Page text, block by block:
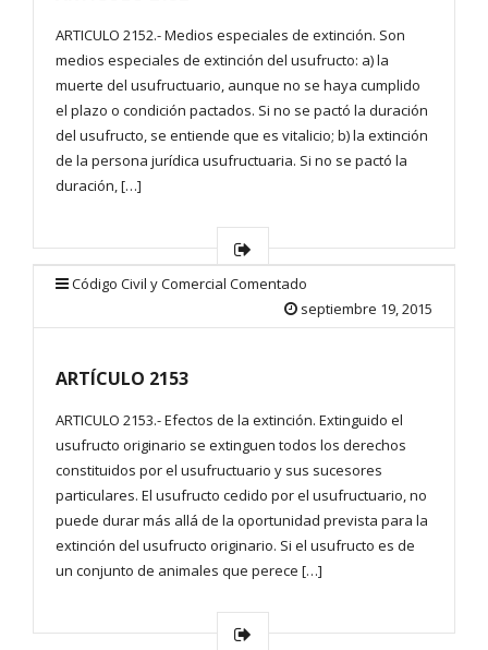
ARTICULO 2152.- Medios especiales de extinción. Son
medios especiales de extinción del usufructo: a) la
muerte del usufructuario, aunque no se haya cumplido
el plazo o condición pactados. Si no se pactó la duración
del usufructo, se entiende que es vitalicio; b) la extinción
de la persona jurídica usufructuaria. Si no se pactó la
duración, […]
Código Civil y Comercial Comentado
septiembre 19, 2015
ARTÍCULO 2153
ARTICULO 2153.- Efectos de la extinción. Extinguido el
usufructo originario se extinguen todos los derechos
constituidos por el usufructuario y sus sucesores
particulares. El usufructo cedido por el usufructuario, no
puede durar más allá de la oportunidad prevista para la
extinción del usufructo originario. Si el usufructo es de
un conjunto de animales que perece […]